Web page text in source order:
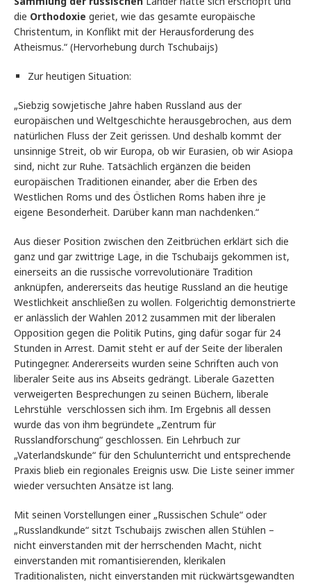
die Orthodoxie geriet, wie das gesamte europäische
Christentum, in Konflikt mit der Herausforderung des
Atheismus.“ (Hervorhebung durch Tschubaijs)
Zur heutigen Situation:
„Siebzig sowjetische Jahre haben Russland aus der
europäischen und Weltgeschichte herausgebrochen, aus dem
natürlichen Fluss der Zeit gerissen. Und deshalb kommt der
unsinnige Streit, ob wir Europa, ob wir Eurasien, ob wir Asiopa
sind, nicht zur Ruhe. Tatsächlich ergänzen die beiden
europäischen Traditionen einander, aber die Erben des
Westlichen Roms und des Östlichen Roms haben ihre je
eigene Besonderheit. Darüber kann man nachdenken.“
Aus dieser Position zwischen den Zeitbrüchen erklärt sich die
ganz und gar zwittrige Lage, in die Tschubaijs gekommen ist,
einerseits an die russische vorrevolutionäre Tradition
anknüpfen, andererseits das heutige Russland an die heutige
Westlichkeit anschließen zu wollen. Folgerichtig demonstrierte
er anlässlich der Wahlen 2012 zusammen mit der liberalen
Opposition gegen die Politik Putins, ging dafür sogar für 24
Stunden in Arrest. Damit steht er auf der Seite der liberalen
Putingegner. Andererseits wurden seine Schriften auch von
liberaler Seite aus ins Abseits gedrängt. Liberale Gazetten
verweigerten Besprechungen zu seinen Büchern, liberale
Lehrstühle verschlossen sich ihm. Im Ergebnis all dessen
wurde das von ihm begründete „Zentrum für
Russlandforschung“ geschlossen. Ein Lehrbuch zur
„Vaterlandskunde“ für den Schulunterricht und entsprechende
Praxis blieb ein regionales Ereignis usw. Die Liste seiner immer
wieder versuchten Ansätze ist lang.
Mit seinen Vorstellungen einer „Russischen Schule“ oder
„Russlandkunde“ sitzt Tschubaijs zwischen allen Stühlen –
nicht einverstanden mit der herrschenden Macht, nicht
einverstanden mit romantisierenden, klerikalen
Traditionalisten, nicht einverstanden mit rückwärtsgewandten